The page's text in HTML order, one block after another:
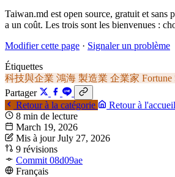
Taiwan.md est open source, gratuit et sans
a un coût. Les trois sont les bienvenues :
Modifier cette page · Signaler un problème
Étiquettes
科技與企業 鴻海 製造業 企業家 Fortune
Partager
Retour à la catégorie
Retour à l'accueil
8 min de lecture
March 19, 2026
Mis à jour July 27, 2026
9 révisions
Commit 08d09ae
Français